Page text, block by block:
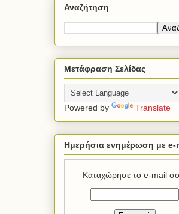
Αναζήτηση
Μετάφραση Σελίδας
Powered by Translate
Ημερήσια ενημέρωση με e-
Καταχώρησε το e-mail